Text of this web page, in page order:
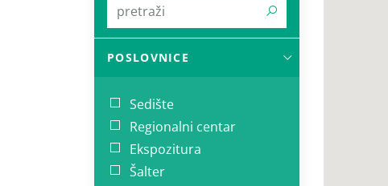
POSLOVNICE
Sedište
Regionalni centar
Ekspozitura
Šalter